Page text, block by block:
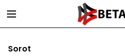
Sorot